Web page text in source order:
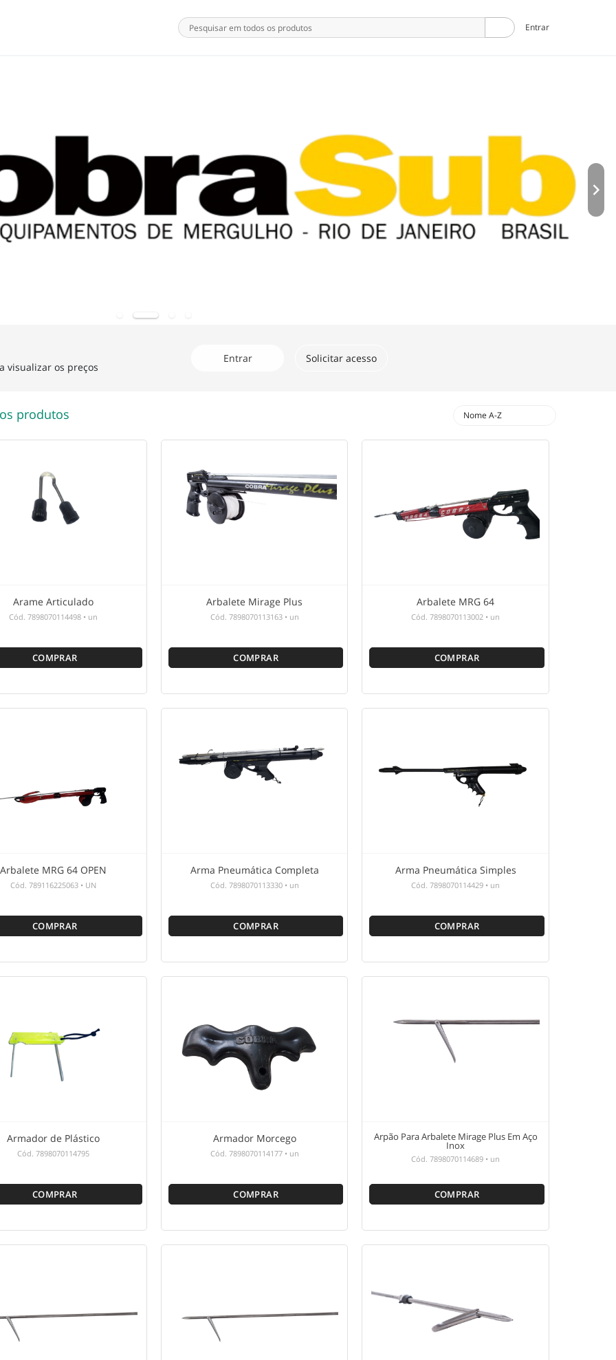
Entrar
visualizar os preços
Entrar Solicitar acesso
produtos Nome A-Z
Arame Articulado
Cód.7898070114498 • un
COMPRAR
Arbalete Mirage Plus
Cód. 7898070113163 • un
COMPRAR
Arbalete MRG 64
Cód.7898070113002 • un
COMPRAR
Arbalete MRG 64 OPEN
Cód.789116225063 • UN
COMPRAR
Arma Pneumática Completa
Cód. 7898070113330 • un
COMPRAR
Arma Pneumática Simples
Cód.7898070114429 • un
COMPRAR
Armador de Plástico
Cód.7898070114795
COMPRAR
Armador Morcego
Cód. 7898070114177 • un
COMPRAR
Arpão Para Arbalete Mirage Plus Em Aço
Inox
Cód.7898070114689 • un
COMPRAR